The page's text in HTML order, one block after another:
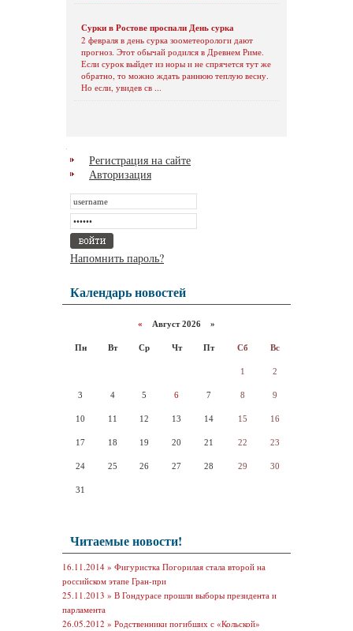
Сурки в Ростове проспали День сурка
2 февраля в день сурка зоометеорологи дают
прогноз. Этот обычай родился в Древнем Риме.
Если сурок выйдет из норы и не спрячется тут же
обратно, то можно ждать раннюю теплую весну.
Но если, увидев св ...
Регистрация на сайте
Авторизация
Напомнить пароль?
Календарь новостей
« Август 2026 »
Пн Вт Ср Чт Пт Сб Вс
1 2
3 4 5 6 7 8 9
10 11 12 13 14 15 16
17 18 19 20 21 22 23
24 25 26 27 28 29 30
31
Читаемые новости!
16.11.2014 » Фигуристка Погорилая стала второй на
российском этапе Гран-при
25.11.2013 » В Гондурасе прошли выборы президента и
парламента
26.05.2012 » Родственники погибших с «Кольской»